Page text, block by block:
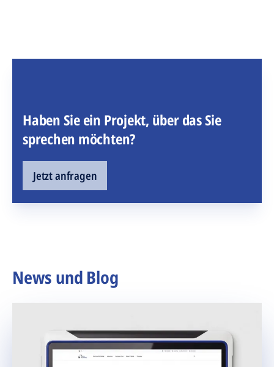
Haben Sie ein Projekt, über das Sie
sprechen möchten?
Jetzt anfragen
News und Blog